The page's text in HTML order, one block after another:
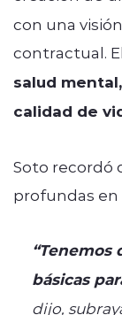
con una
contractual.
salud
calidad de
Soto recordó
profundas en
“Tenemos
básicas
dijo,